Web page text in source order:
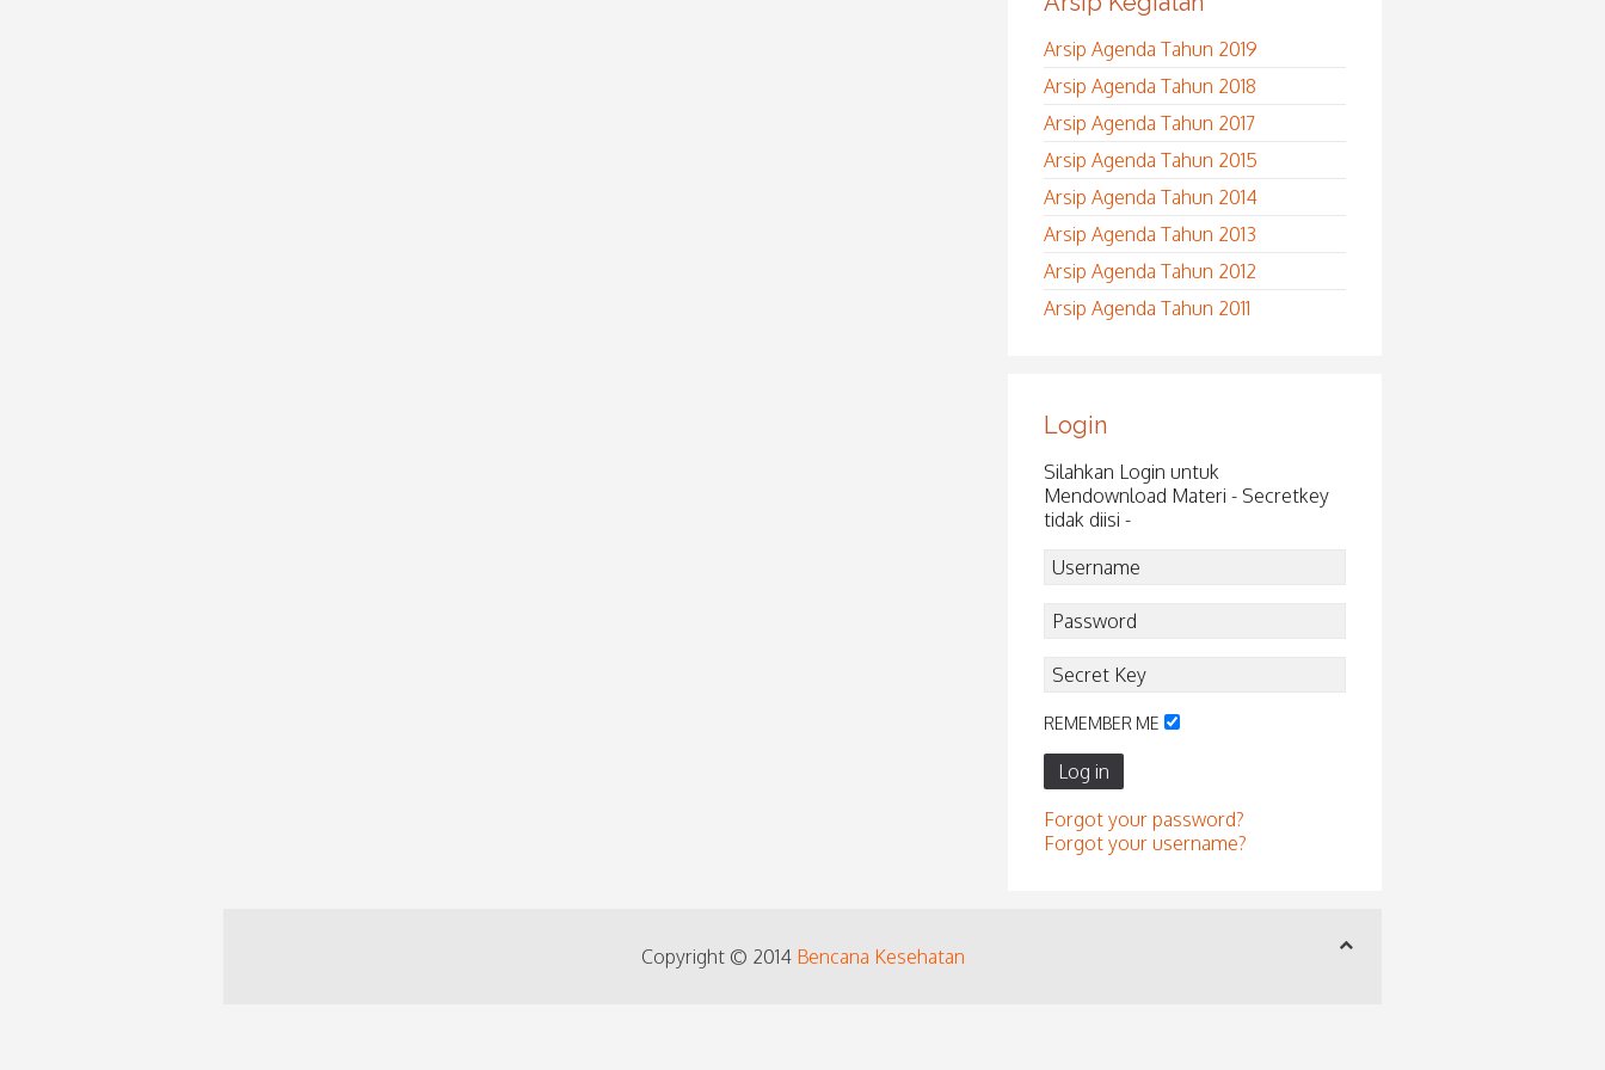
Arsip Agenda Tahun 2019
Arsip Agenda Tahun 2018
Arsip Agenda Tahun 2017
Arsip Agenda Tahun 2015
Arsip Agenda Tahun 2014
Arsip Agenda Tahun 2013
Arsip Agenda Tahun 2012
Arsip Agenda Tahun 2011
Login
Silahkan Login untuk
Mendownload Materi - Secretkey
tidak diisi -
REMEMBER ME
Log in
Forgot your password?
Forgot your username?
Copyright © 2014 Bencana Kesehatan